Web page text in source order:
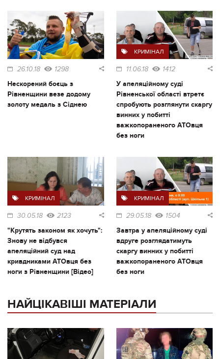
26.10.18 1298
Нескорений боєць з
Рівненщини везе додому
золоту медаль з Сіднею
КРИМІНАЛ
11.06.18 1412
У апеляційному суді
Рівненської області втретє
спробують розглянути скаргу
винних у побитті
важкопораненого АТОвця
без ноги
КРИМІНАЛ
30.05.18 2123
"Крутять законом як хочуть":
Знову не відбувся
апеляційний суд над
кривдниками АТОвця без
ноги з Рівненщини [Відео]
КРИМІНАЛ
29.05.18 1504
Завтра у апеляційному суді
вдруге розглядатимуть
скаргу винних у побитті
важкопораненого АТОвця
без ноги
НАЙЦІКАВІШІ МАТЕРІАЛИ